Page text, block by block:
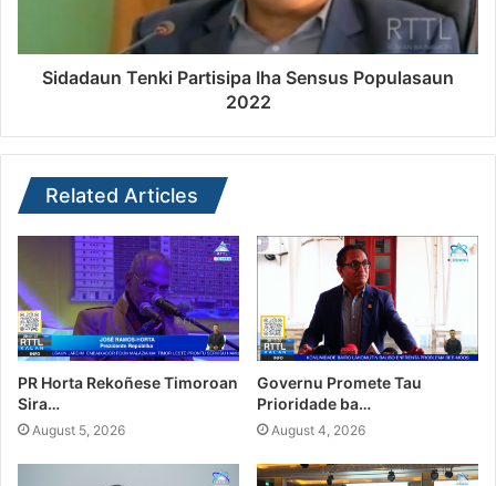
Sidadaun Tenki Partisipa Iha Sensus Populasaun
2022
Related Articles
PR Horta Rekoñese Timoroan
Sira…
August 5, 2026
Governu Promete Tau
Prioridade ba…
August 4, 2026